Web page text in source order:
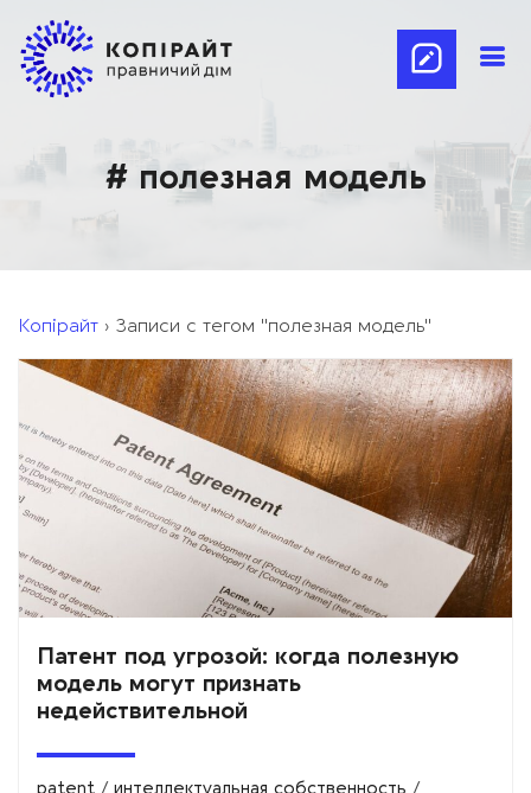
# полезная модель
Копірайт › Записи с тегом "полезная модель"
Патент под угрозой: когда полезную
модель могут признать
недействительной
patent / интеллектуальная собственность /